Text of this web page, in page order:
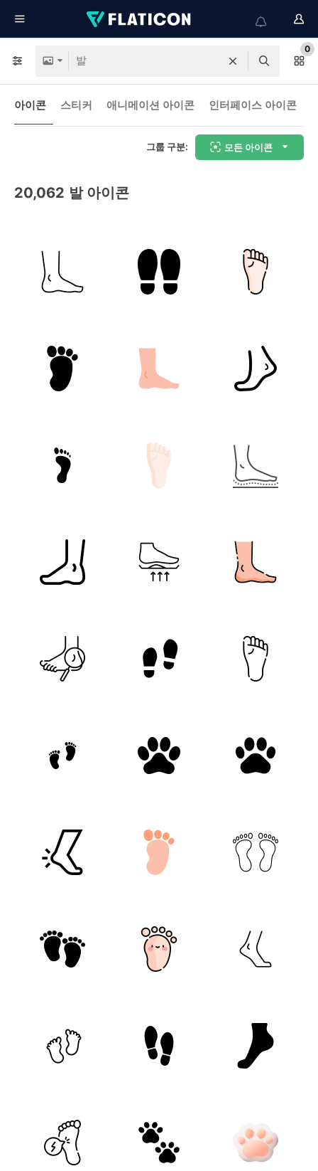
0
아이콘 스티커 애니메이션 아이콘 인터페이스 아이콘
그룹 구분: 모든 아이콘
20,062 발 아이콘